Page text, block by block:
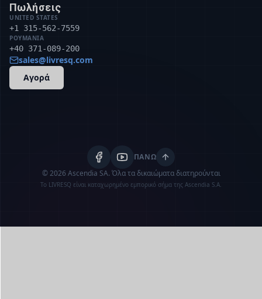
Πωλήσεις
UNITED STATES
+1 315-562-7559
ΡΟΥΜΑΝΊΑ
+40 371-089-200
sales@livresq.com
Αγορά
ΠΆΝΩ
© 2026 Ascendia SA. Όλα τα δικαιώματα διατηρούνται
Το LIVRESQ είναι καταχωρημένο εμπορικό σήμα της Ascendia S.A.